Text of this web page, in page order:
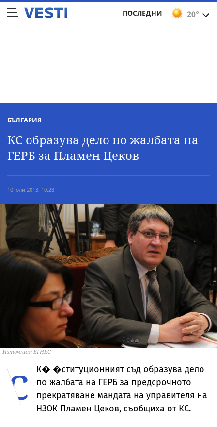
20°
ПОСЛЕДНИ
БЪЛГАРИЯ
КС образува дело по жалбата на
ГЕРБ за Пламен Цеков
10 юли 2013, 10:28
Източник: БГНЕС
К�
с
�ституционният съд образува дело
по жалбата на ГЕРБ за предсрочното
прекратяване мандата на управителя на
НЗОК Пламен Цеков, съобщиха от КС.